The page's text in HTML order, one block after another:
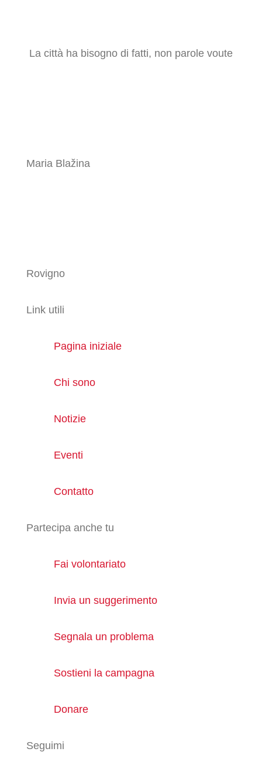
La città ha bisogno di fatti, non parole voute
Maria Blažina
Rovigno
Link utili
Pagina iniziale
Chi sono
Notizie
Eventi
Contatto
Partecipa anche tu
Fai volontariato
Invia un suggerimento
Segnala un problema
Sostieni la campagna
Donare
Seguimi